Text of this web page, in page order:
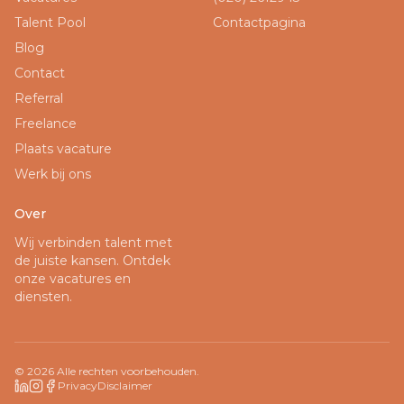
Talent Pool
Blog
Contact
Referral
Freelance
Plaats vacature
Werk bij ons
Contactpagina
Over
Wij verbinden talent met
de juiste kansen. Ontdek
onze vacatures en
diensten.
© 2026 Alle rechten voorbehouden.
PrivacyDisclaimer